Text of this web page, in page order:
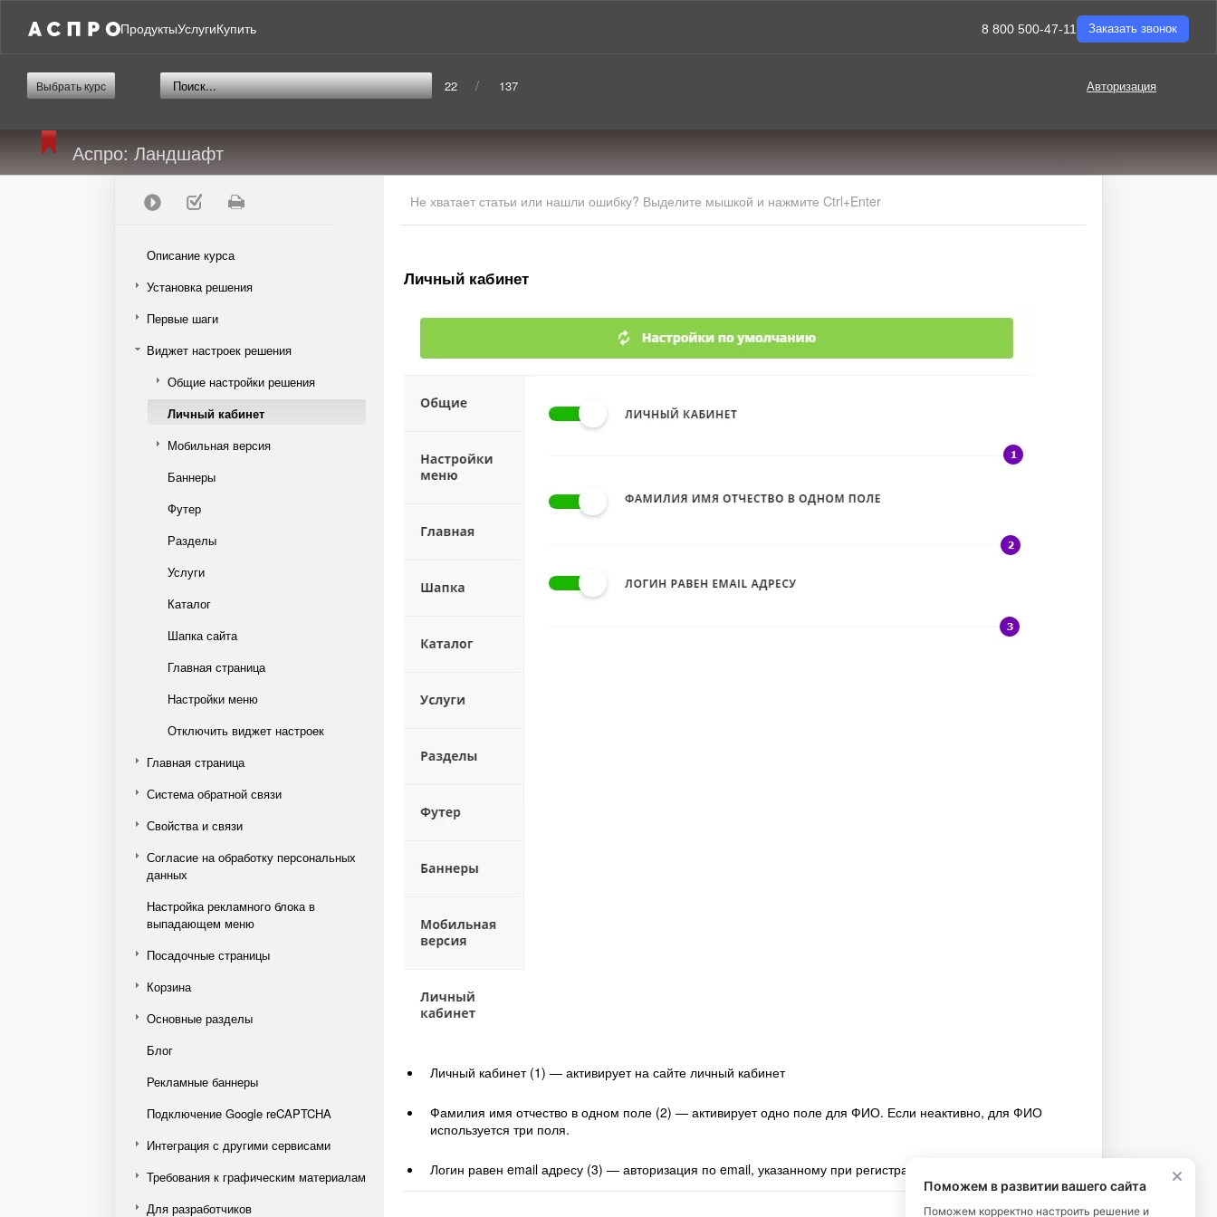
ПродуктыУслугиКупить 8 800 500-47-11 Заказать звонок
Авторизация
Выбрать курс 22 / 137
Аспро: Ландшафт
Поможем в развитии вашего сайта
Поможем корректно настроить решение и
Описание курса
Установка решения
Первые шаги
Виджет настроек решения
Общие настройки решения
Личный кабинет
Мобильная версия
Баннеры
Футер
Разделы
Услуги
Каталог
Шапка сайта
Главная страница
Настройки меню
Отключить виджет настроек
Главная страница
Система обратной связи
Свойства и связи
Согласие на обработку персональных
данных
Настройка рекламного блока в
выпадающем меню
Посадочные страницы
Корзина
Основные разделы
Блог
Рекламные баннеры
Подключение Google reCAPTCHA
Интеграция с другими сервисами
Требования к графическим материалам
Для разработчиков
Не хватает статьи или нашли ошибку? Выделите мышкой и нажмите Ctrl+Enter
Личный кабинет
Личный кабинет (1) — активирует на сайте личный кабинет
Фамилия имя отчество в одном поле (2) — активирует одно поле для ФИО. Если неактивно, для ФИО
используется три поля.
Логин равен email адресу (3) — авторизация по email, указанному при регистрации.